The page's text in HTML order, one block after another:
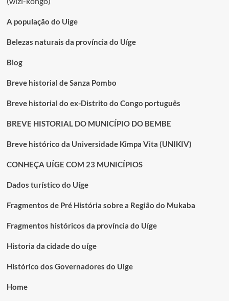
A população do Uige
Belezas naturais da província do Uíge
Blog
Breve historial de Sanza Pombo
Breve historial do ex-Distrito do Congo português
BREVE HISTORIAL DO MUNICÍPIO DO BEMBE
Breve histórico da Universidade Kimpa Vita (UNIKIV)
CONHEÇA UÍGE COM 23 MUNICÍPIOS
Dados turístico do Uíge
Fragmentos de Pré História sobre a Região do Mukaba
Fragmentos históricos da província do Uíge
Historia da cidade do uíge
Histórico dos Governadores do Uige
Home